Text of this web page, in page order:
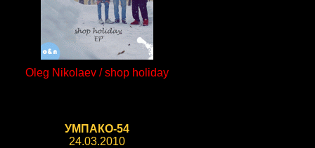
Oleg Nikolaev / shop holiday
УМПАКО-54
24.03.2010